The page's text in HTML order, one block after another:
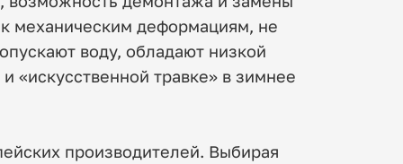
механическим деформациям, не
воду, обладают низкой
«искусственной травке» в зимнее
производителей. Выбирая